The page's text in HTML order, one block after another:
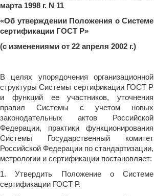
марта 1998 г. N 11
«Об утверждении Положения о Системе
сертификации ГОСТ Р»
(с изменениями от 22 апреля 2002 г.)
В целях упорядочения организационной
структуры Системы сертификации ГОСТ Р
и функций ее участников, уточнения
правил Системы с учетом новых
законодательных актов Российской
Федерации, практики функционирования
Системы Государственный комитет
Российской Федерации по стандартизации,
метрологии и сертификации постановляет:
1. Утвердить Положение о Системе
сертификации ГОСТ Р.